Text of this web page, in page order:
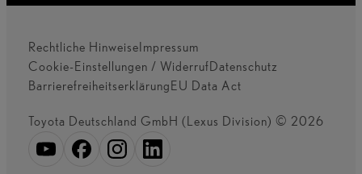
Rechtliche Hinweise Impressum
Cookie-Einstellungen / WiderrufDatenschutz
Barrierefreiheitserklärung EU Data Act
Toyota Deutschland GmbH (Lexus Division) © 2026